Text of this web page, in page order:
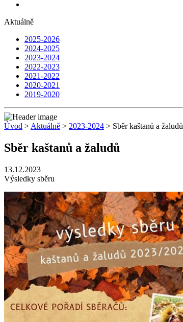
Aktuálně
2025-2026
2024-2025
2023-2024
2022-2023
2021-2022
2020-2021
2019-2020
Úvod > Aktuálně > 2023-2024 > Sběr kaštanů a žaludů
Sběr kaštanů a žaludů
13.12.2023
Výsledky sběru